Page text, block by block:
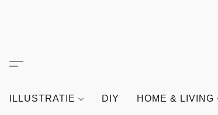
ILLUSTRATIE DIY HOME & LIVING